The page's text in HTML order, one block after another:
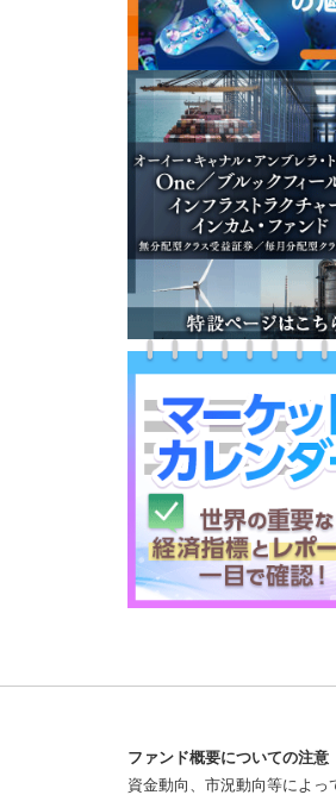
ファンド概要についての注意
資金動向、市況動向等によっ